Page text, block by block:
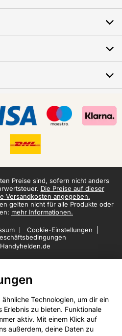
Technologien, um dir ein
Erlebnis zu bieten. Funktionale
aktiv. Mit einem Klick auf
außerdem, deine Daten zu
Preise sind, sofern nicht anders
Die Preise auf dieser
Versandkosten angegeben.
gelten nicht für alle Produkte oder
mehr Informationen.
Cookie-Einstellungen